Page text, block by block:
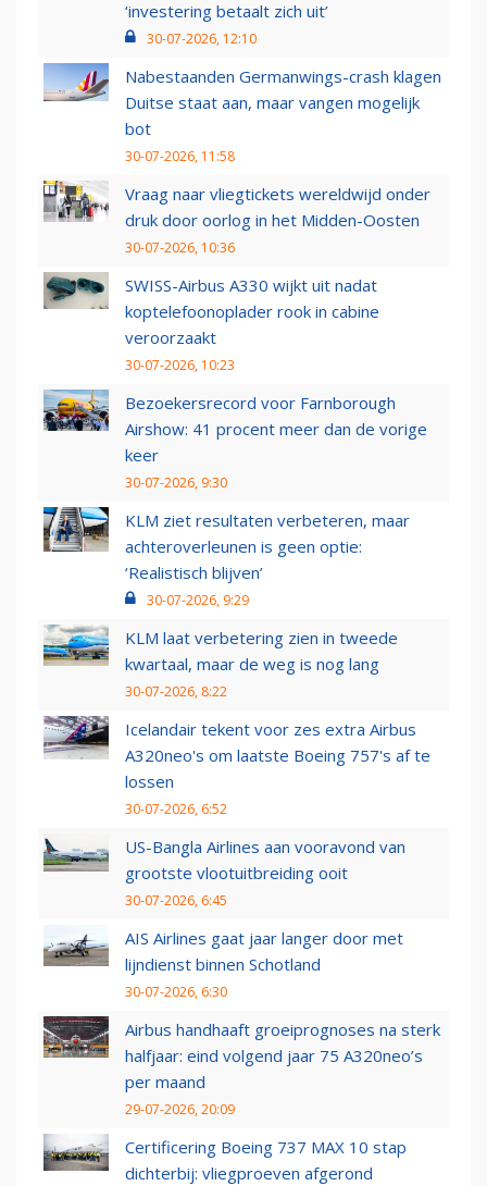
‘investering betaalt zich uit’
30-07-2026, 12:10
Nabestaanden Germanwings-crash klagen
Duitse staat aan, maar vangen mogelijk
bot
30-07-2026, 11:58
Vraag naar vliegtickets wereldwijd onder
druk door oorlog in het Midden-Oosten
30-07-2026, 10:36
SWISS-Airbus A330 wijkt uit nadat
koptelefoonoplader rook in cabine
veroorzaakt
30-07-2026, 10:23
Bezoekersrecord voor Farnborough
Airshow: 41 procent meer dan de vorige
keer
30-07-2026, 9:30
KLM ziet resultaten verbeteren, maar
achteroverleunen is geen optie:
‘Realistisch blijven’
30-07-2026, 9:29
KLM laat verbetering zien in tweede
kwartaal, maar de weg is nog lang
30-07-2026, 8:22
Icelandair tekent voor zes extra Airbus
A320neo's om laatste Boeing 757's af te
lossen
30-07-2026, 6:52
US-Bangla Airlines aan vooravond van
grootste vlootuitbreiding ooit
30-07-2026, 6:45
AIS Airlines gaat jaar langer door met
lijndienst binnen Schotland
30-07-2026, 6:30
Airbus handhaaft groeiprognoses na sterk
halfjaar: eind volgend jaar 75 A320neo’s
per maand
29-07-2026, 20:09
Certificering Boeing 737 MAX 10 stap
dichterbij: vliegproeven afgerond